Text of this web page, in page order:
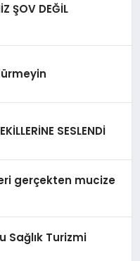
ŞOV DEĞİL
SESLENDİ
gerçekten mucize
Sağlık Turizmi